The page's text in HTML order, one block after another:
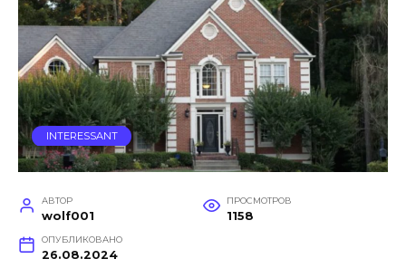
INTERESSANT
АВТОР
wolf001
ПРОСМОТРОВ
1158
ОПУБЛИКОВАНО
26.08.2024